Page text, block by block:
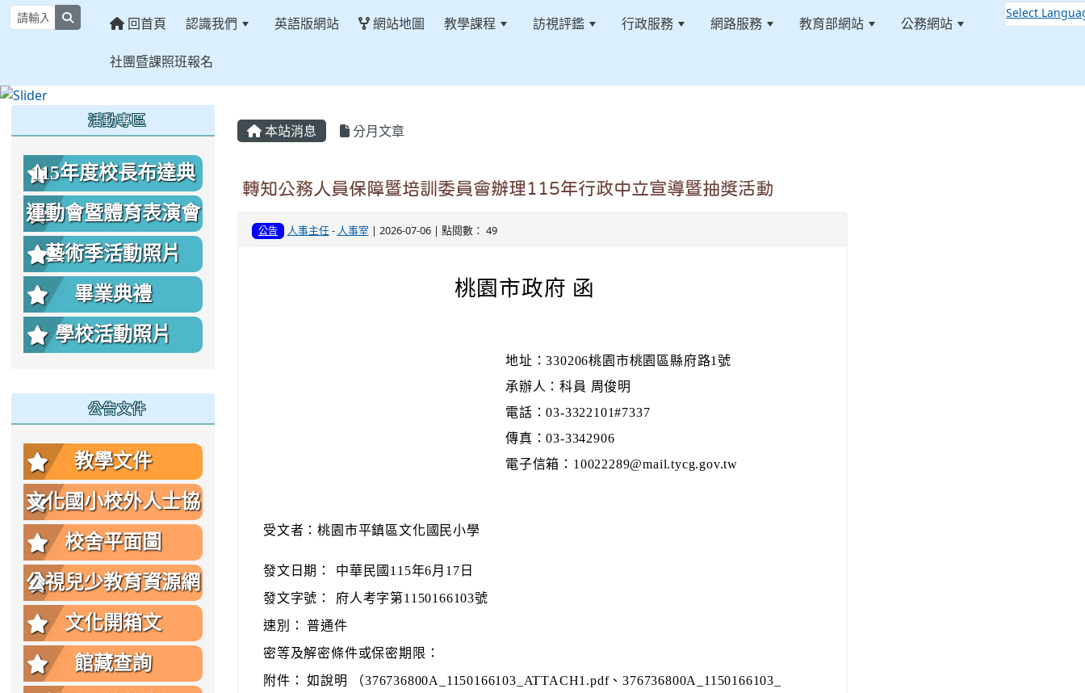
回首頁 認識我們 英語版網站 網站地圖 教學課程 訪視評鑑 行政服務 網路服務 教育部網站 公務網站
社團暨課照班報名
Select
本站消息 分月文章
轉知公務人員保障暨培訓委員會辦理115年行政中立宣導暨抽獎活動
公告 人事主任- 人事室 | 2026-07-06 | 點閱數： 49
桃園市政府 函
地址：330206桃園市桃園區縣府路1號
承辦人：科員 周俊明
電話：03-3322101#7337
傳真：03-3342906
電子信箱：10022289@mail.tycg.gov.tw
受文者：桃園市平鎮區文化國民小學
發文日期：
中華民國115年6月17日
發文字號：
府人考字第1150166103號
速別： 普通件
密等及解密條件或保密期限：
附件： 如說明 （376736800A_1150166103_ATTACH1.pdf、376736800A_1150166103_
活動專區
115年度校長布達典
禮照片
運動會暨體育表演會
照片
藝術季活動照片
畢業典禮
學校活動照片
公告文件
教學文件
文化國小校外人士協
助教學或活動要點
校舍平面圖
公視兒少教育資源網
文化開箱文
館藏查詢